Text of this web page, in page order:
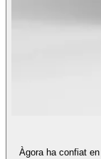
Àgora ha confiat